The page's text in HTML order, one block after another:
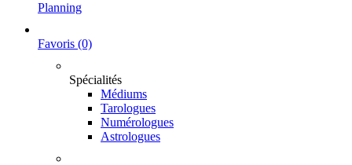
Planning
Favoris (0)
Spécialités
Médiums
Tarologues
Numérologues
Astrologues